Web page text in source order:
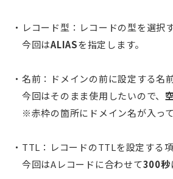
・レコード型：レコードの型を選択
今回はALIASを指定します。
・名前：ドメインの前に設定する名
今回はそのまま使用したいので、
※赤枠の箇所にドメイン名が入って
・TTL：レコードのTTLを設定する
今回はAレコードに合わせて300秒